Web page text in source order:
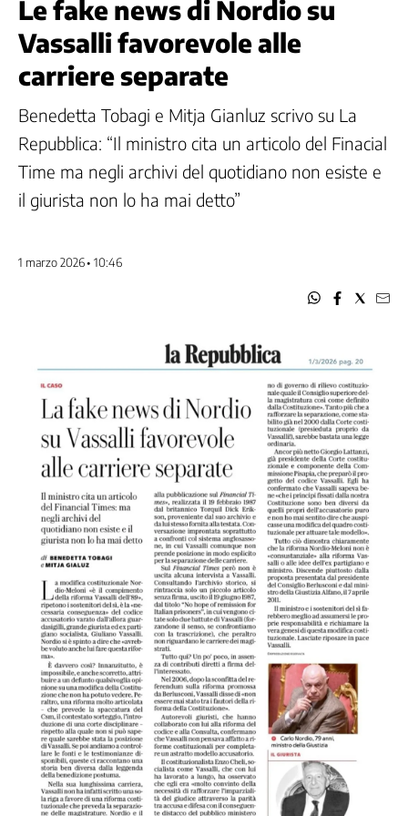
Le fake news di Nordio su
Vassalli favorevole alle
carriere separate
Benedetta Tobagi e Mitja Gianluz scrivo su La
Repubblica: “Il ministro cita un articolo del Finacial
Time ma negli archivi del quotidiano non esiste e
il giurista non lo ha mai detto”
1 marzo 2026 • 10:46